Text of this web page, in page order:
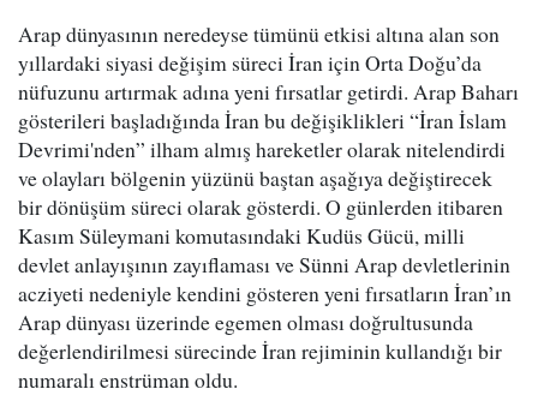
Arap dünyasının neredeyse tümünü etkisi altına alan son
yıllardaki siyasi değişim süreci İran için Orta Doğu’da
nüfuzunu artırmak adına yeni fırsatlar getirdi. Arap Baharı
gösterileri başladığında İran bu değişiklikleri “İran İslam
Devrimi'nden” ilham almış hareketler olarak nitelendirdi
ve olayları bölgenin yüzünü baştan aşağıya değiştirecek
bir dönüşüm süreci olarak gösterdi. O günlerden itibaren
Kasım Süleymani komutasındaki Kudüs Gücü, milli
devlet anlayışının zayıflaması ve Sünni Arap devletlerinin
acziyeti nedeniyle kendini gösteren yeni fırsatların İran’ın
Arap dünyası üzerinde egemen olması doğrultusunda
değerlendirilmesi sürecinde İran rejiminin kullandığı bir
numaralı enstrüman oldu.